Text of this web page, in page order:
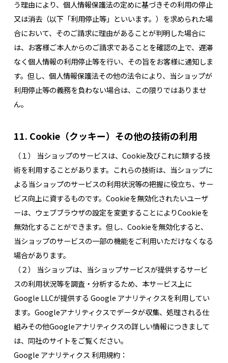
う理由により、個人情報保護法の定めに基づきその利用の停止
又は消去（以下「利用停止等」といいます。）を求められた場
合において、そのご請求に理由があることが判明した場合に
は、お客様ご本人からのご請求であることを確認の上で、遅滞
なく個人情報の利用停止等を行い、その旨をお客様に通知しま
す。但し、個人情報保護法その他の法令により、当ショップが
利用停止等の義務を負わない場合は、この限りではありませ
ん。
11. Cookie（クッキー）その他の技術の利用
（１） 当ショップのサービスは、Cookie及びこれに類する技
術を利用することがあります。これらの技術は、当ショップに
よる当ショップのサービスの利用状況等の把握に役立ち、サー
ビス向上に資するものです。Cookieを無効化されたいユーザ
ーは、ウェブブラウザの設定を変更することによりCookieを
無効化することができます。但し、Cookieを無効化すると、
当ショップのサービスの一部の機能をご利用いただけなくなる
場合があります。
（２） 当ショップは、当ショップサービスが提供するサービ
スの利用状況等を調査・分析するため、本サービス上に
Google LLCが提供する Google アナリティクスを利用してい
ます。Googleアナリティクスでデータが収集、処理される仕
組みその他Googleアナリティクスの詳しい情報につきまして
は、同社のサイトをご覧ください。
Google アナリティクス 利用規約：